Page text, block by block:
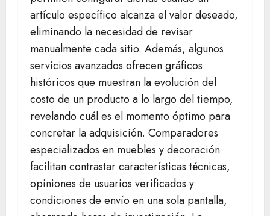
artículo específico alcanza el valor deseado,
eliminando la necesidad de revisar
manualmente cada sitio. Además, algunos
servicios avanzados ofrecen gráficos
históricos que muestran la evolución del
costo de un producto a lo largo del tiempo,
revelando cuál es el momento óptimo para
concretar la adquisición. Comparadores
especializados en muebles y decoración
facilitan contrastar características técnicas,
opiniones de usuarios verificados y
condiciones de envío en una sola pantalla,